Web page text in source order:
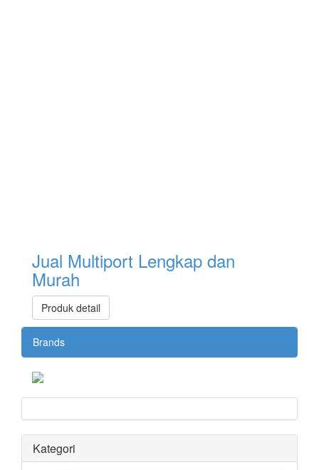
Jual Multiport Lengkap dan
Murah
Produk detail
Brands
Kategori